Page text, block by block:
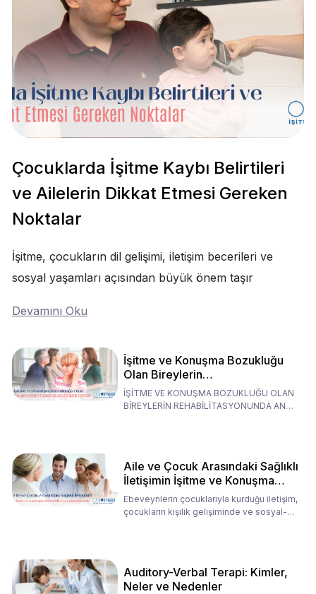
Çocuklarda İşitme Kaybı Belirtileri
ve Ailelerin Dikkat Etmesi Gereken
Noktalar
İşitme, çocukların dil gelişimi, iletişim becerileri ve
sosyal yaşamları açısından büyük önem taşır
Devamını Oku
İşitme ve Konuşma Bozukluğu
Olan Bireylerin
Rehabilitasyonunda Ana
Babaların Tutumları
İŞİTME VE KONUŞMA BOZUKLUĞU OLAN
BİREYLERİN REHABİLİTASYONUNDA ANA
Aile ve Çocuk Arasındaki Sağlıklı
İletişimin İşitme ve Konuşma
Rehabilitasyonundaki Rolü
Ebeveynlerin çocuklarıyla kurduğu iletişim,
çocukların kişilik gelişiminde ve sosyal-
Auditory-Verbal Terapi: Kimler,
Neler ve Nedenler